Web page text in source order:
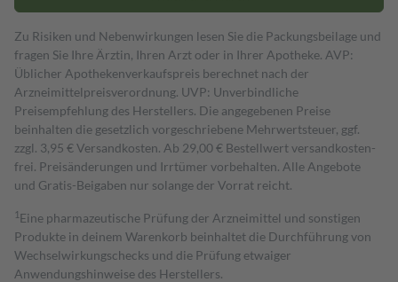
Zu Risiken und Nebenwirkungen lesen Sie die Packungsbeilage und
fragen Sie Ihre Ärztin, Ihren Arzt oder in Ihrer Apotheke. AVP:
Üblicher Apothekenverkaufspreis berechnet nach der
Arzneimittelpreisverordnung. UVP: Unverbindliche
Preisempfehlung des Herstellers. Die angegebenen Preise
beinhalten die gesetzlich vorgeschriebene Mehrwertsteuer, ggf.
zzgl. 3,95 € Versandkosten. Ab 29,00 € Bestell­wert versand­kosten­
frei. Preisänderungen und Irrtümer vorbehalten. Alle Angebote
und Gratis-Beigaben nur solange der Vorrat reicht.
1 Eine pharmazeutische Prüfung der Arzneimittel und sonstigen
Produkte in deinem Warenkorb beinhaltet die Durchführung von
Wechselwirkungschecks und die Prüfung etwaiger
Anwendungshinweise des Herstellers.